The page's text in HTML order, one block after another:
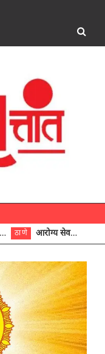
ठाणे आरोग्य सेवक (पुरुष) पदावरून ११ कर्मचाऱ्यांना आरोग्य सहाय्यक (पुरुष) पदावर पदोन्नती; मुख्य कार्यकारी अधिकारी रणजित यादव यांच्या हस्ते आदेश वितरण